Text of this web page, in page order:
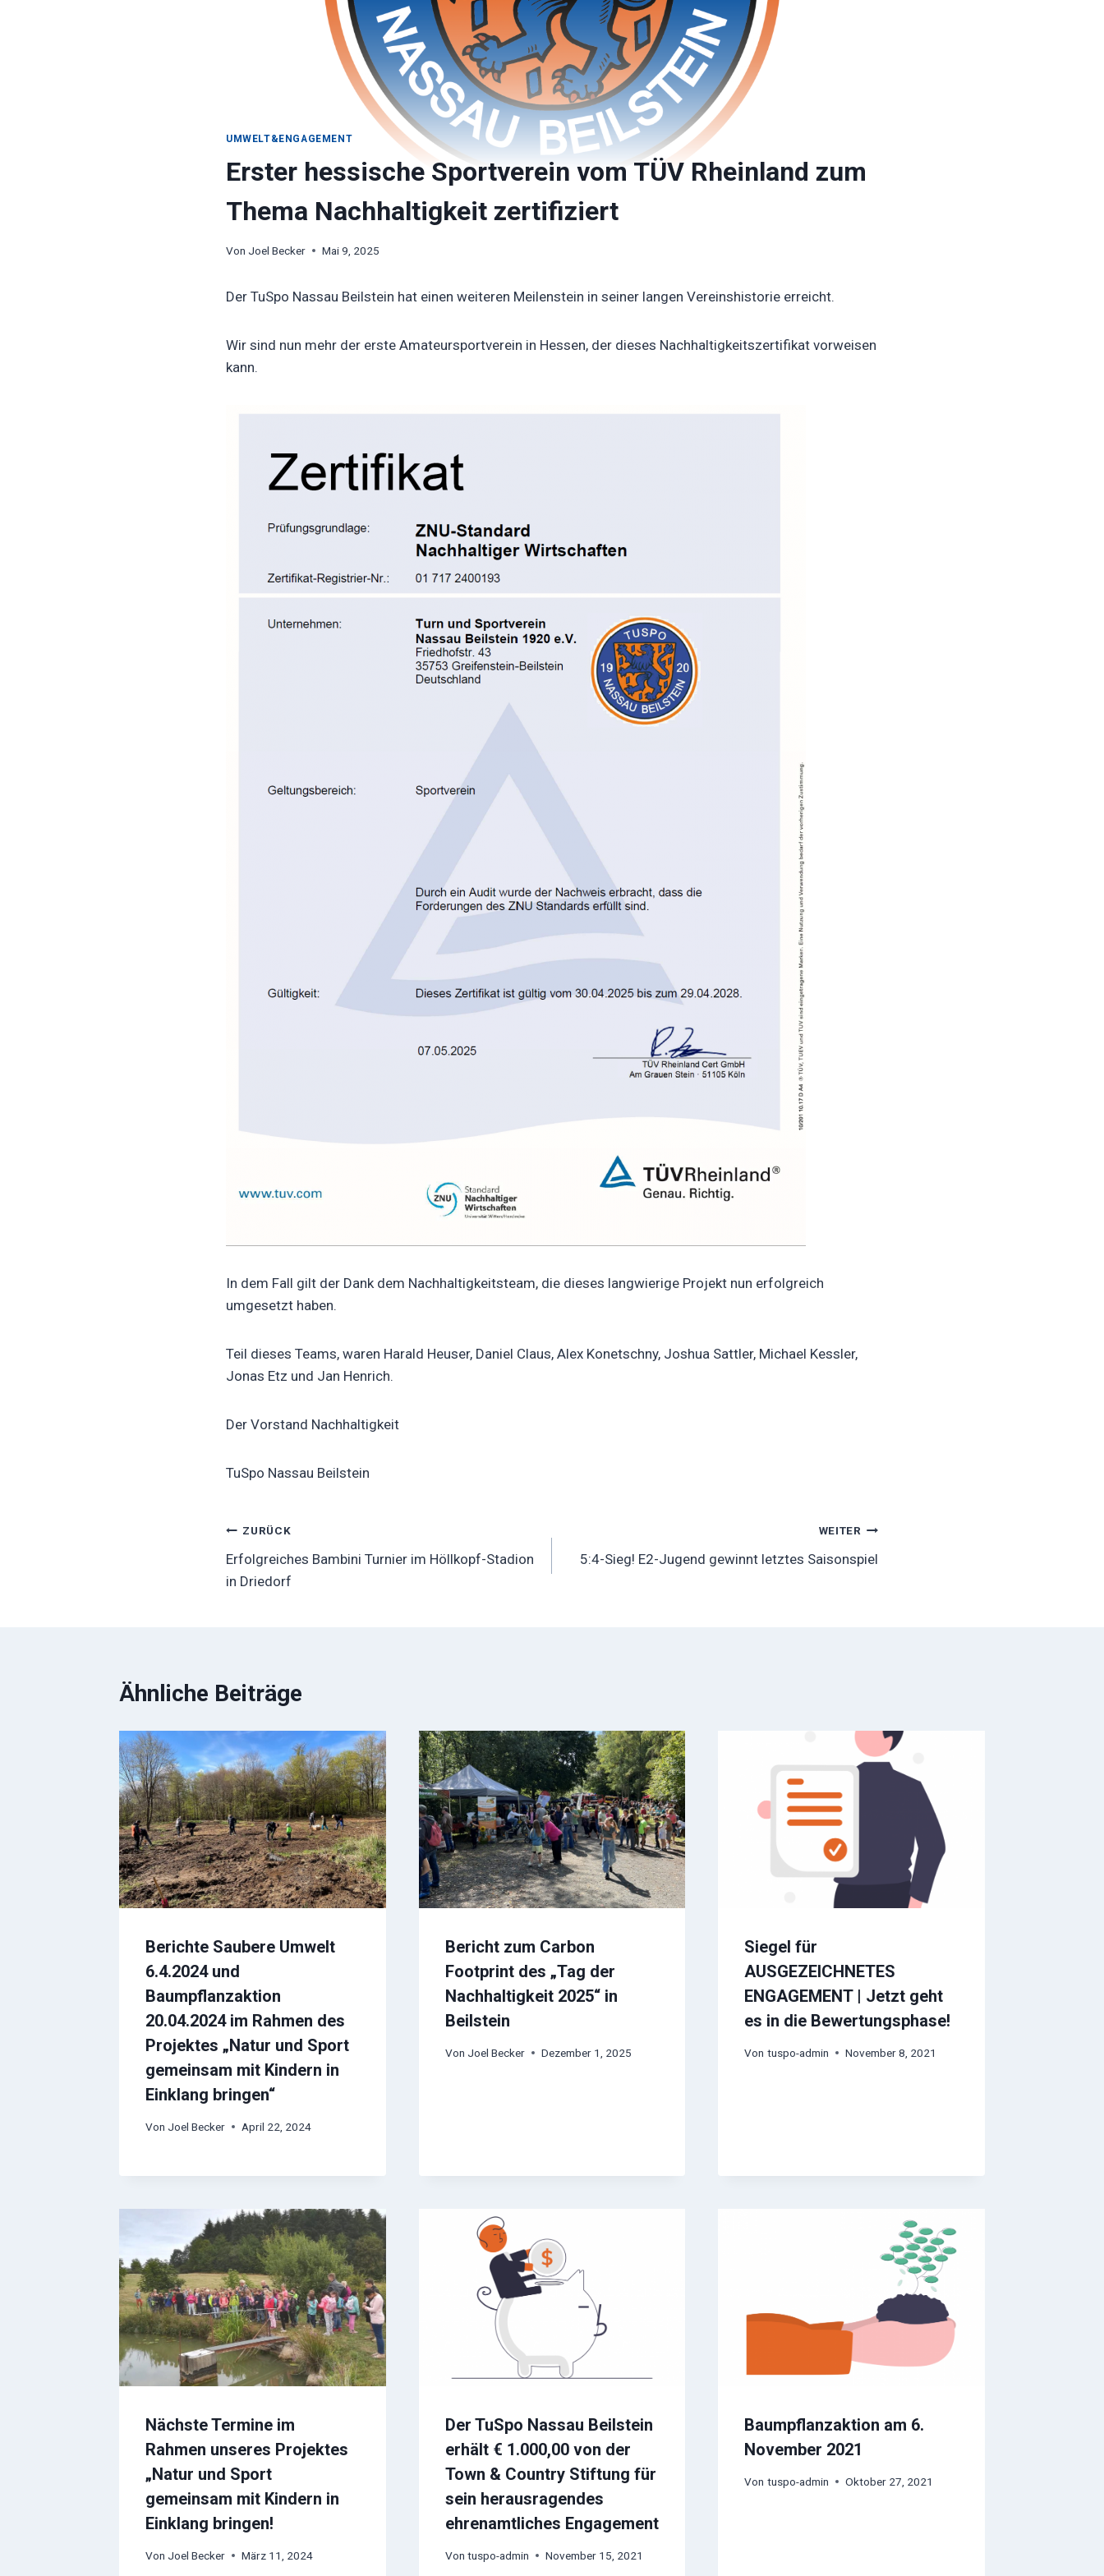
UMWELT&ENGAGEMENT
Erster hessische Sportverein vom TÜV Rheinland zum
Thema Nachhaltigkeit zertifiziert
Von Joel Becker Mai 9, 2025
Der TuSpo Nassau Beilstein hat einen weiteren Meilenstein in seiner langen Vereinshistorie erreicht.
Wir sind nun mehr der erste Amateursportverein in Hessen, der dieses Nachhaltigkeitszertifikat vorweisen
kann.
In dem Fall gilt der Dank dem Nachhaltigkeitsteam, die dieses langwierige Projekt nun erfolgreich
umgesetzt haben.
Teil dieses Teams, waren Harald Heuser, Daniel Claus, Alex Konetschny, Joshua Sattler, Michael Kessler,
Jonas Etz und Jan Henrich.
Der Vorstand Nachhaltigkeit
TuSpo Nassau Beilstein
Beitragsnavigation
ZURÜCK
Erfolgreiches Bambini Turnier im Höllkopf-Stadion
in Driedorf
WEITER
5:4-Sieg! E2-Jugend gewinnt letztes Saisonspiel
Ähnliche Beiträge
Berichte Saubere Umwelt
6.4.2024 und
Baumpflanzaktion
20.04.2024 im Rahmen des
Projektes „Natur und Sport
gemeinsam mit Kindern in
Einklang bringen“
Von Joel Becker April 22, 2024
Bericht zum Carbon
Footprint des „Tag der
Nachhaltigkeit 2025“ in
Beilstein
Von Joel Becker Dezember 1, 2025
Siegel für
AUSGEZEICHNETES
ENGAGEMENT | Jetzt geht
es in die Bewertungsphase!
Von tuspo-admin November 8, 2021
Nächste Termine im
Rahmen unseres Projektes
„Natur und Sport
gemeinsam mit Kindern in
Einklang bringen!
Von Joel Becker März 11, 2024
Der TuSpo Nassau Beilstein
erhält € 1.000,00 von der
Town & Country Stiftung für
sein herausragendes
ehrenamtliches Engagement
Von tuspo-admin November 15, 2021
Baumpflanzaktion am 6.
November 2021
Von tuspo-admin Oktober 27, 2021